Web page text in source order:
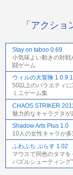
「アクシ
Stay on taboo 0.69
小気味よい動きの対戦
闘ゲーム
ウィルの大冒険 1.0.9.1
50以上のバラエティ
ミニゲーム集
CHAOS STRIKER
魅力的なキャラクタ
Shadow Arts Plus 1.0
10人の女性キャラが
ふわぷち ぷらす 1.02
マウスで同色のタマ
パズルシューティング”